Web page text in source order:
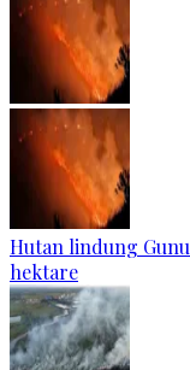
Hutan lindung
hektare